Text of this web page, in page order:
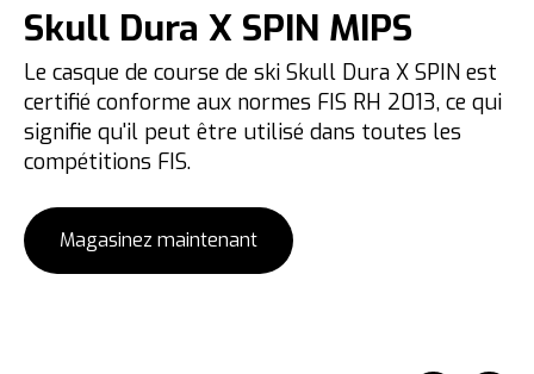
Skull Dura X SPIN MIPS
Le casque de course de ski Skull Dura X SPIN est
certifié conforme aux normes FIS RH 2013, ce qui
signifie qu'il peut être utilisé dans toutes les
compétitions FIS.
Magasinez maintenant